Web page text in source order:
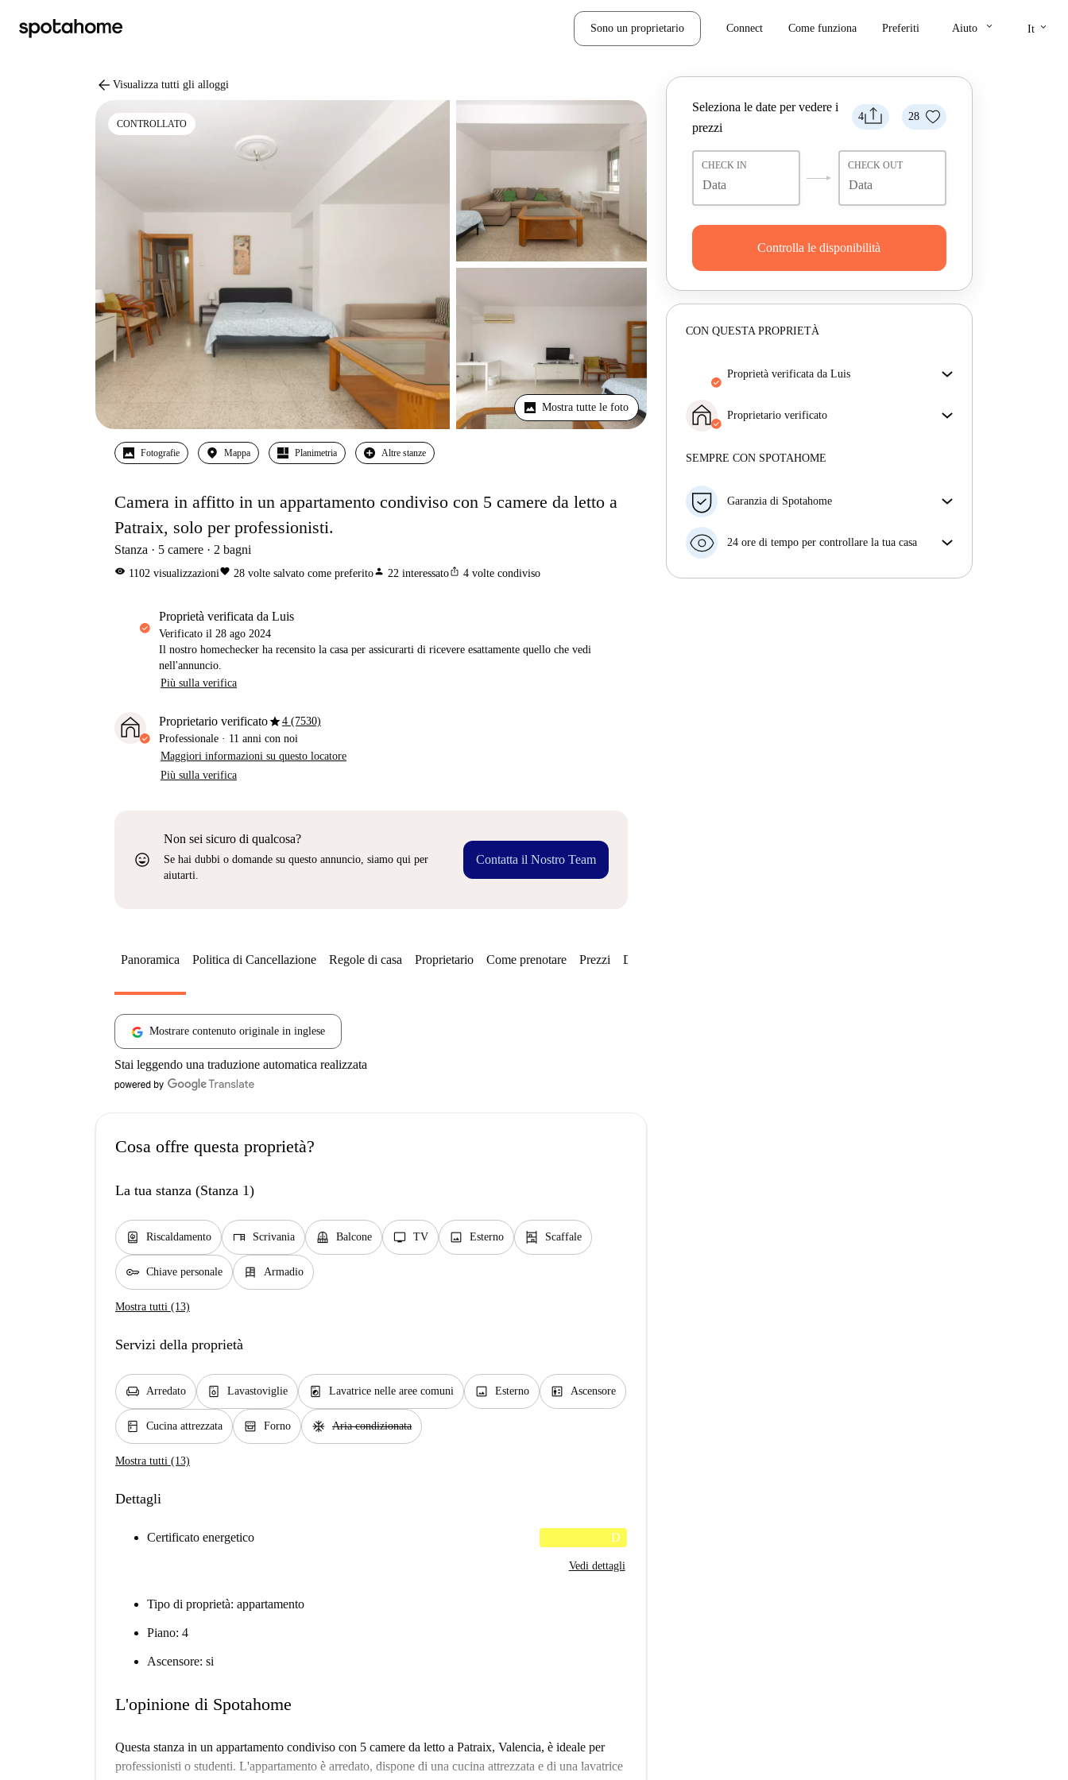
Sono un proprietario Connect Come funziona Preferiti Aiuto keyboard_arrow_down It keyboard_arrow_down
arrow_back Visualizza tutti gli alloggi
CONTROLLATO
Mostra tutte le foto
Fotografie Mappa Planimetria Altre stanze
Camera in affitto in un appartamento condiviso con 5 camere da letto a
Patraix, solo per professionisti.
Stanza 5 camere 2 bagni
visibility 1102 visualizzazionifavorite 28 volte salvato come preferitoperson 22 interessatoios_share 4 volte condiviso
proprietà verificata da Luis
Verificato il 28 ago 2024
Il nostro homechecker ha recensito la casa per assicurarti di ricevere esattamente quello che vedi
nell'annuncio.
Più sulla verifica
Proprietario verificatostar4 (7530)
Professionale · 11 anni con noi
Maggiori informazioni su questo locatore
Più sulla verifica
sentiment_very_satisfied
Non sei sicuro di qualcosa?
Se hai dubbi o domande su questo annuncio, siamo qui per
aiutarti.
Contatta il Nostro Team
4 28
Seleziona le date per vedere i
prezzi
CHECK IN CHECK OUT
Controlla le disponibilità
CON QUESTA PROPRIETÀ
proprietà verificata da Luis
assicurarti di ricevere esattamente quello che vedi
nell'annuncio.
Proprietario verificato
Maggiori informazioni su questo locatore
SEMPRE CON SPOTAHOME
Garanzia di Spotahome
con breve preavviso, noi A) ti pagheremo un hotel e
B) ti rimborseremo totalmente
24 ore di tempo per controllare la tua casa
Panoramica Politica di Cancellazione Regole di casa Proprietario Come prenotare Prezzi Disponibilità
Mostrare contenuto originale in inglese
Stai leggendo una traduzione automatica realizzata
Cosa offre questa proprietà?
La tua stanza (Stanza 1)
water_heater Riscaldamento desk Scrivania balcony Balcone tv TV image Esterno shelves Scaffale
key Chiave personale dresser Armadio
Mostra tutti (13)
Servizi della proprietà
chair Arredato dishwasher_gen Lavastoviglie local_laundry_service Lavatrice nelle aree comuni image Esterno elevator Ascensore
kitchen Cucina attrezzata oven_gen Forno ac_unit Aria condizionata
Mostra tutti (13)
Dettagli
Certificato energetico D
Vedi dettagli
Tipo di proprietà: appartamento
Piano: 4
Ascensore: si
L'opinione di Spotahome
Questa stanza in un appartamento condiviso con 5 camere da letto a Patraix, Valencia, è ideale per
professionisti o studenti. L'appartamento è arredato, dispone di una cucina attrezzata e di una lavatrice